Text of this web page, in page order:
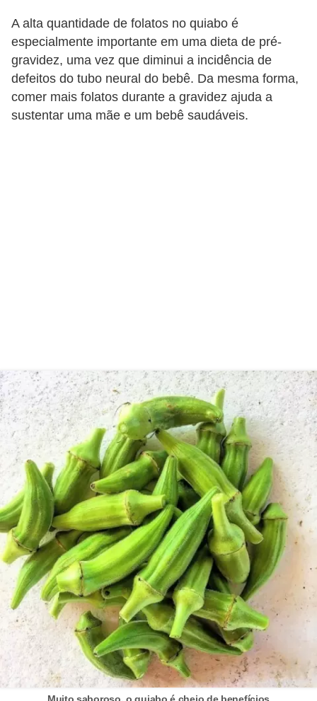
A alta quantidade de folatos no quiabo é
especialmente importante em uma dieta de pré-
gravidez, uma vez que diminui a incidência de
defeitos do tubo neural do bebê. Da mesma forma,
comer mais folatos durante a gravidez ajuda a
sustentar uma mãe e um bebê saudáveis.